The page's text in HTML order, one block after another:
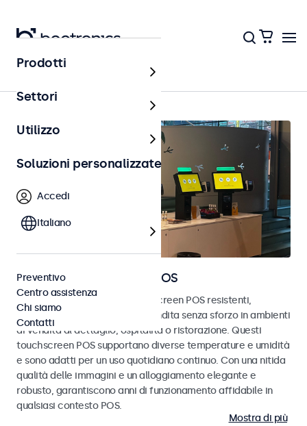
Home
Monitor e touchscreen POS
Scopri i nostri monitor e touchscreen POS resistenti,
progettati per transazioni di vendita senza sforzo in ambienti
di vendita al dettaglio, ospitalità o ristorazione. Questi
touchscreen POS supportano diverse temperature e umidità
e sono adatti per un uso quotidiano continuo. Con una nitida
qualità delle immagini e un alloggiamento elegante e
robusto, garantiscono anni di funzionamento affidabile in
qualsiasi contesto POS.
Mostra di più
Prodotti
Settori
Utilizzo
Soluzioni personalizzate
Accedi
Italiano
Preventivo
Centro assistenza
Chi siamo
Contatti